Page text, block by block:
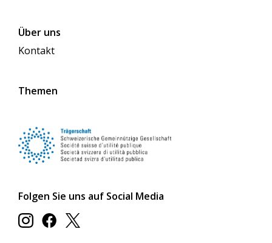
Über uns
Kontakt
Themen
Folgen Sie uns auf Social Media